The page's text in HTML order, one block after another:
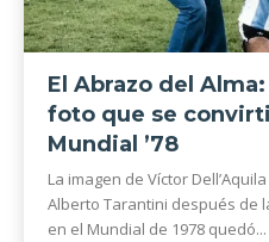
El Abrazo del
foto que se
Mundial ’78
La imagen de Víctor
Alberto Tarantini después de
en el Mundial de 1978 quedó...